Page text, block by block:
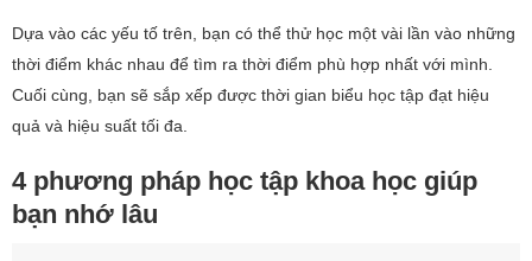
Dựa vào các yếu tố trên, bạn có thể thử học một vài lần vào những
thời điểm khác nhau để tìm ra thời điểm phù hợp nhất với mình.
Cuối cùng, bạn sẽ sắp xếp được thời gian biểu học tập đạt hiệu
quả và hiệu suất tối đa.
4 phương pháp học tập khoa học giúp
bạn nhớ lâu